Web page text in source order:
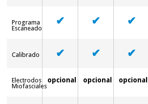
cirúrgico
(liquidação)
Programa
Escaneado
✔ ✔ ✔
Calibrado ✔ ✔ ✔
Electrodos
Miofasciales
opcional opcional opcional